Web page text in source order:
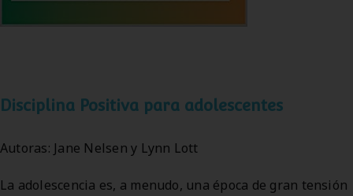
Disciplina Positiva para adolescentes
Autoras: Jane Nelsen y Lynn Lott
La adolescencia es, a menudo, una época de gran tensión